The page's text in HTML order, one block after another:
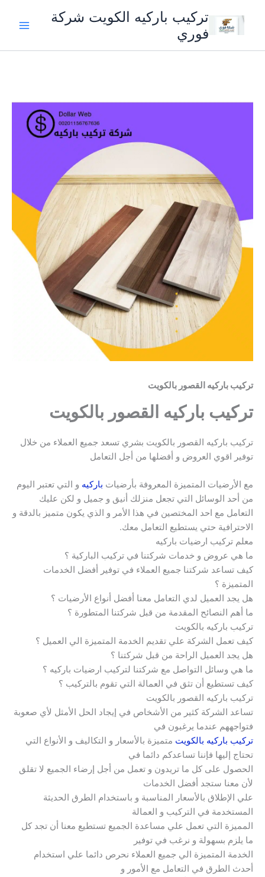
المحتوى
تركيب باركيه الكويت شركة
فوري
تركيب باركيه القصور بالكويت
تركيب باركيه القصور بالكويت
تركيب باركيه القصور بالكويت بشري تسعد جميع العملاء من خلال
توفير اقوي العروض و أفضلها من أجل التعامل
مع الأرضيات المتميزة المعروفة بأرضيات باركيه و التي تعتبر اليوم
من أحد الوسائل التي تجعل منزلك أنيق و جميل و لكن عليك
التعامل مع احد المختصين في هذا الأمر و الذي يكون متميز بالدقة و
الاحترافية حتي يستطيع التعامل معك.
معلم تركيب ارضيات باركيه
ما هي عروض و خدمات شركتنا في تركيب الباركية ؟
كيف تساعد شركتنا جميع العملاء في توفير أفضل الخدمات
المتميزة ؟
هل يجد العميل لدي التعامل معنا أفضل أنواع الأرضيات ؟
ما أهم النصائح المقدمة من قبل شركتنا المتطورة ؟
تركيب باركيه بالكويت
كيف تعمل الشركة علي تقديم الخدمة المتميزة الي العميل ؟
هل يجد العميل الراحة من قبل شركتنا ؟
ما هي وسائل التواصل مع شركتنا لتركيب ارضيات باركيه ؟
كيف تستطيع أن تثق في العمالة التي تقوم بالتركيب ؟
تركيب باركيه القصور بالكويت
تساعد الشركة كثير من الأشخاص في إيجاد الحل الأمثل لأي صعوبة
فتواجههم عندما يرغبون في
تركيب باركيه بالكويت متميزة بالأسعار و التكاليف و الأنواع التي
تحتاج إليها فإننا تساعدكم دائما في
الحصول على كل ما تريدون و تعمل من أجل إرضاء الجميع لا تقلق
لأن معنا ستجد أفضل الخدمات
علي الإطلاق بالأسعار المناسبة و باستخدام الطرق الحديثة
المستخدمة في التركيب و العمالة
المميزة التي تعمل علي مساعدة الجميع تستطيع معنا أن تجد كل
ما يلزم بسهولة و نرغب في توفير
الخدمة المتميزة الي جميع العملاء نحرص دائما علي استخدام
أحدث الطرق في التعامل مع الأمور و